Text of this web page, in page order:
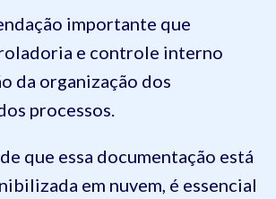
importante que
e controle interno
da organização dos
processos.
que essa documentação está
em nuvem, é essencial